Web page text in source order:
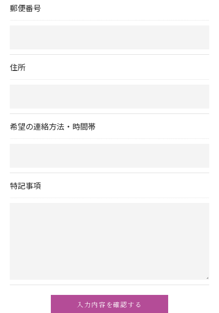
郵便番号
住所
希望の連絡方法・時間帯
特記事項